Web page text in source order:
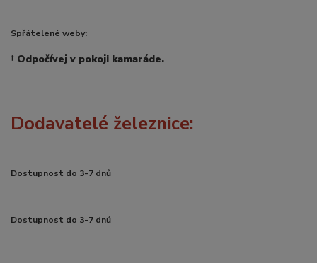
Spřátelené weby:
† Odpočívej v pokoji kamaráde.
Dodavatelé železnice:
Dostupnost do 3-7 dnů
Dostupnost do 3-7 dnů